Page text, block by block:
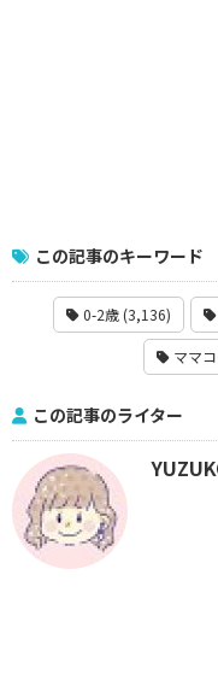
この記事のキーワード
0-2歳 (3,136)
ママ
この記事のライター